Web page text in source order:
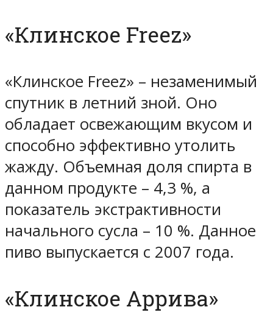
«Клинское Freez»
«Клинское Freez» – незаменимый
спутник в летний зной. Оно
обладает освежающим вкусом и
способно эффективно утолить
жажду. Объемная доля спирта в
данном продукте – 4,3 %, а
показатель экстрактивности
начального сусла – 10 %. Данное
пиво выпускается с 2007 года.
«Клинское Аррива»